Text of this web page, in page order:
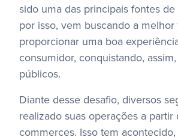
sido uma das principais fontes
por isso, vem buscando a
proporcionar uma boa
consumidor, conquistando,
públicos.
Diante desse desafio, diversos
realizado suas operações a partir
commerces. Isso tem